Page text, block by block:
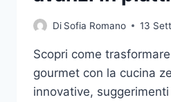
Di Sofia Romano 13
Scopri come
gourmet con la cucina
innovative,